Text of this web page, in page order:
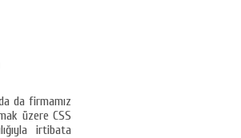
da firmamız
üzere CSS
irtibata